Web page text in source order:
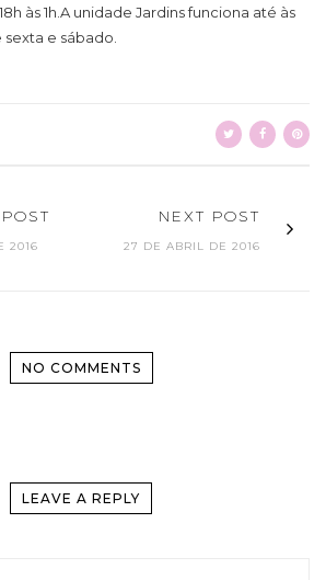
às 1h.A unidade Jardins funciona até às
e sábado.
2016
NEXT POST
27 DE ABRIL DE 2016
NO COMMENTS
LEAVE A REPLY